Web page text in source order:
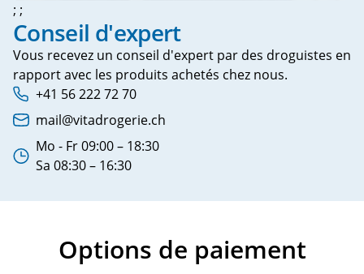
; ;
Conseil d'expert
Vous recevez un conseil d'expert par des droguistes en
rapport avec les produits achetés chez nous.
Phone number:
+41 56 222 72 70
Adresse e-mail:
mail@vitadrogerie.ch
Heures d'ouverture:
Mo - Fr 09:00 – 18:30
Sa 08:30 – 16:30
Options de paiement